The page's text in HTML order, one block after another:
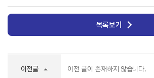
목록보기
이전글 이전 글이 존재하지 않습니다.